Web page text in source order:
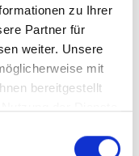
zu Ihrer
Partner für
weiter. Unsere
mit
bereitgestellt